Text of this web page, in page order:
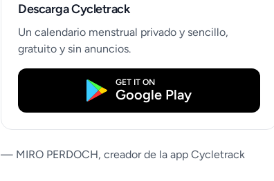
Descarga Cycletrack
Un calendario menstrual privado y sencillo,
gratuito y sin anuncios.
GET IT ON
Google Play
— MIRO PERDOCH, creador de la app Cycletrack